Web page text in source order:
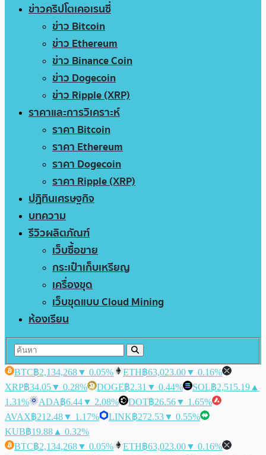
ข่าวคริปโตเคอเรนซี่
ข่าว Bitcoin
ข่าว Ethereum
ข่าว Binance Coin
ข่าว Dogecoin
ข่าว Ripple (XRP)
ราคาและการวิเคราะห์
ราคา Bitcoin
ราคา Ethereum
ราคา Dogecoin
ราคา Ripple (XRP)
ปฏิทินเศรษฐกิจ
บทความ
รีวิวผลิตภัณฑ์
เว็บซื้อขาย
กระเป๋าเก็บเหรียญ
เครื่องขุด
เว็บขุดแบบ Cloud Mining
ห้องเรียน
BTC฿2,134,268▼ 0.05% ETH฿63,023.00▼ 0.16%
XRP฿34.05▼ 0.28% DOGE฿2.31 ▼ 0.44% SOL฿2,515.19 ▲
1.31%
ADA฿6.44▼ 2.08% DOT฿26.56▼ 1.65%
AVAX฿212.48▼ 1.17% LINK฿272.53▼ 0.55%
KUB฿19.88 ▲ 0.32%
BTC฿2,134,268▼ 0.05% ETH฿63,023.00▼ 0.16%